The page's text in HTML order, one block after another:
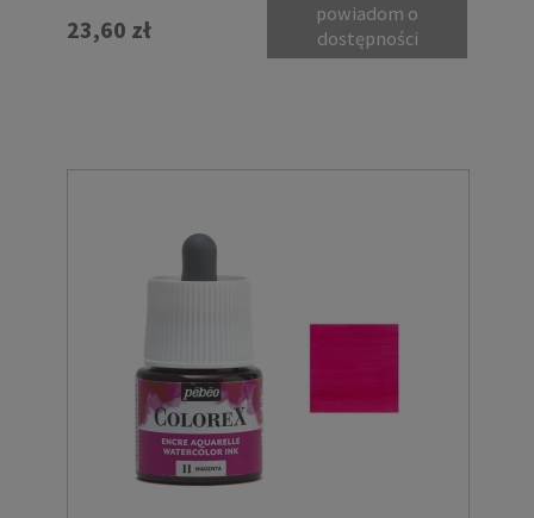
23,60 zł
powiadom o
dostępności